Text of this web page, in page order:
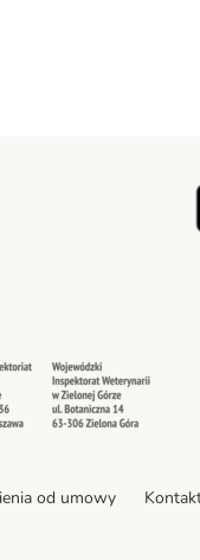
Security
od umowy